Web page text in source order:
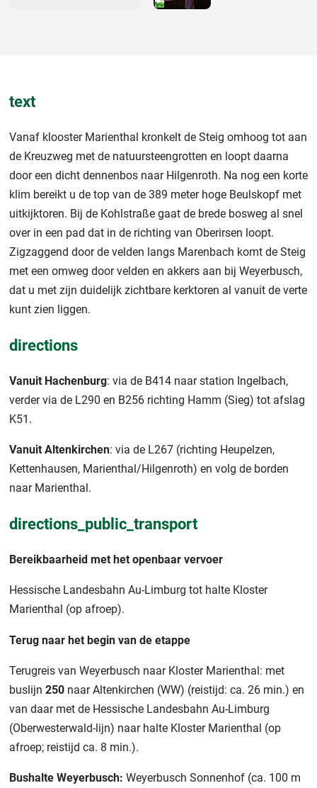
text
Vanaf klooster Marienthal kronkelt de Steig omhoog tot aan
de Kreuzweg met de natuursteengrotten en loopt daarna
door een dicht dennenbos naar Hilgenroth. Na nog een korte
klim bereikt u de top van de 389 meter hoge Beulskopf met
uitkijktoren. Bij de Kohlstraße gaat de brede bosweg al snel
over in een pad dat in de richting van Oberirsen loopt.
Zigzaggend door de velden langs Marenbach komt de Steig
met een omweg door velden en akkers aan bij Weyerbusch,
dat u met zijn duidelijk zichtbare kerktoren al vanuit de verte
kunt zien liggen.
directions
Vanuit Hachenburg: via de B414 naar station Ingelbach,
verder via de L290 en B256 richting Hamm (Sieg) tot afslag
K51.
Vanuit Altenkirchen: via de L267 (richting Heupelzen,
Kettenhausen, Marienthal/Hilgenroth) en volg de borden
naar Marienthal.
directions_public_transport
Bereikbaarheid met het openbaar vervoer
Hessische Landesbahn Au-Limburg tot halte Kloster
Marienthal (op afroep).
Terug naar het begin van de etappe
Terugreis van Weyerbusch naar Kloster Marienthal: met
buslijn 250 naar Altenkirchen (WW) (reistijd: ca. 26 min.) en
van daar met de Hessische Landesbahn Au-Limburg
(Oberwesterwald-lijn) naar halte Kloster Marienthal (op
afroep; reistijd ca. 8 min.).
Bushalte Weyerbusch: Weyerbusch Sonnenhof (ca. 100 m